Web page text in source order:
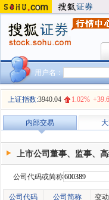
用户名：
上证指数:3940.04 1.02%
内部交易
上市公司董事、监事、
公司代码或简称
公司代码 公司简称 变